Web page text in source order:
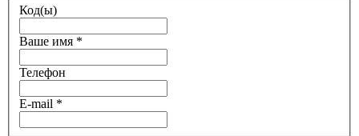
Код(ы)
Ваше имя *
Телефон
E-mail *